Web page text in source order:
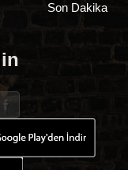
Son Dakika